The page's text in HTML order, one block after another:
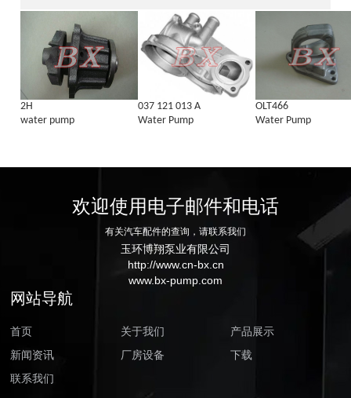
2H
water pump
037 121 013 A
Water Pump
OLT466
Water Pump
欢迎使用电子邮件和电话
有关汽车配件的查询，请联系我们
玉环博翔泵业有限公司
http://www.cn-bx.cn
www.bx-pump.com
网站导航
首页 关于我们
产品展示
新闻资讯
厂房设备
下载
联系我们